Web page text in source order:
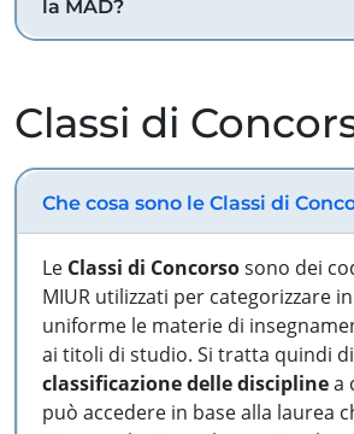
la MAD?
Classi di
Che cosa sono le Classi di
Le Classi di Concorsosono dei
MIUR utilizzati per categorizzare
uniforme le materie di
ai titoli di studio. Si tratta quindi
classificazione delle disciplinea
può accedere in base alla laurea